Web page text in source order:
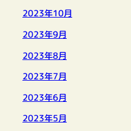
2023年10月
2023年9月
2023年8月
2023年7月
2023年6月
2023年5月